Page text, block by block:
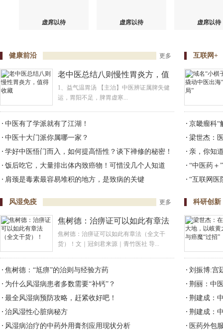
虚席以待 虚席以待 虚席以待
更多
健康前沿
老中医总结八则慢性胃炎方，值
得收藏
1、益气温胃汤 【主治】中医辨证属脾失健
运，胃阳不足，脾胃虚寒...
中医有了学派就有了江湖！
中医十大门派你属哪一家？
学好中医悟门而入，如何提高悟性？谈下禅修的秘密！
饭后吃它，大量排出体内致癌物！可惜没几个人知道
肩颈是毒素最容易堆积的地方，是致病的关键
互联网+
京畿瘤科“
梁世杰：
亲，你知
“中医药＋
“互联网医
更多
风湿免疫
焦树德：治痹证可以如此有章法
（全文干货）！
焦树德：治痹证可以如此有章法（全文干
货）！文｜冠剑君来源｜青竹医社 导...
焦树德：“尪痹”的治则与经验方药
为什么风湿病患者多数需要“补钙”？
最全风湿病预防攻略，赶紧收好吧！
治风湿性心脏病秘方
风湿病治疗的中药外用膏剂应用现状分析
科研创新
刘振博:宫
荆丽：中
荆建成：
荆建成：
医药外包